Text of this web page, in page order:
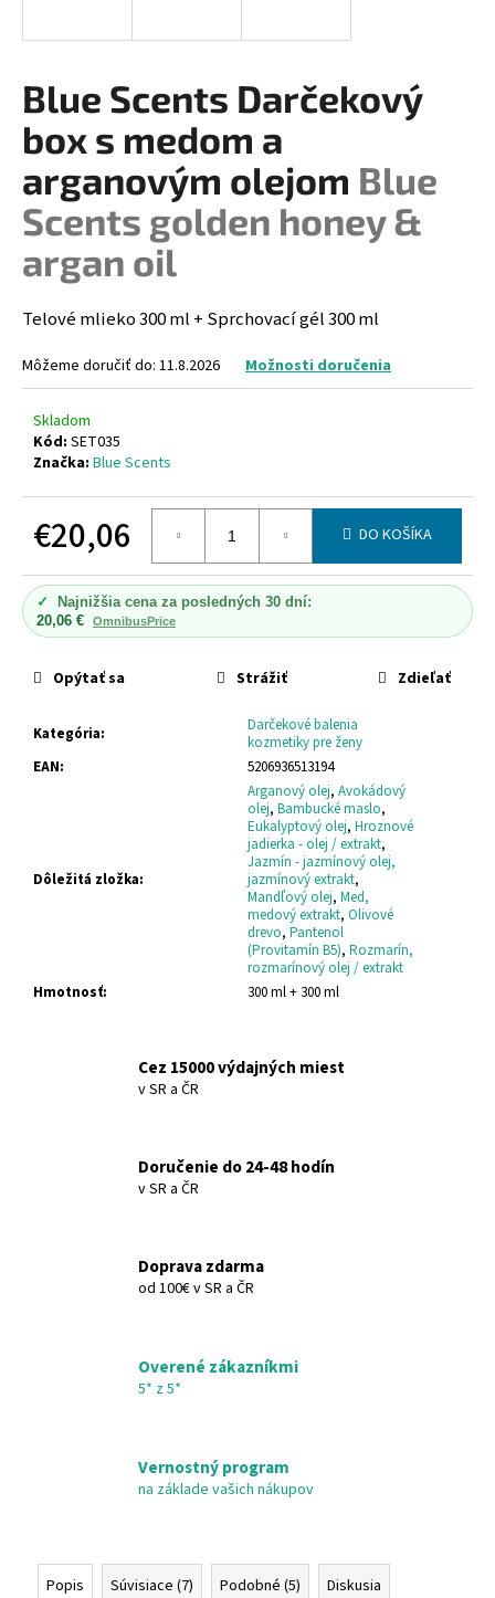
Blue Scents Darčekový
box s medom a
arganovým olejom Blue
Scents golden honey &
argan oil
Telové mlieko 300 ml + Sprchovací gél 300 ml
Môžeme doručiť do: 11.8.2026 Možnosti doručenia
Skladom
Kód: SET035
Značka: Blue Scents
€20,06
cena:
DO KOŠÍKA
✓
Najnižšia cena za posledných 30 dní:
20,06 €
OmnibusPrice
Kategória:
Darčekové balenia
kozmetiky pre ženy
EAN: 5206936513194
Dôležitá zložka:
Arganový olej, Avokádový
olej, Bambucké maslo,
Eukalyptový olej, Hroznové
jadierka - olej / extrakt,
Jazmín - jazmínový olej,
jazmínový extrakt,
Mandľový olej, Med,
medový extrakt, Olivové
drevo, Pantenol
(Provitamín B5), Rozmarín,
rozmarínový olej / extrakt
Hmotnosť: 300 ml + 300 ml
Opýtať sa Strážiť Zdieľať
Cez 15000 výdajných miest
v SR a ČR
Doručenie do 24-48 hodín
v SR a ČR
Doprava zdarma
od 100€ v SR a ČR
Overené zákazníkmi
5* z 5*
Vernostný program
na základe vašich nákupov
Popis Súvisiace (7) Podobné (5) Diskusia
s
ť
?
HĽADAŤ
O
d
o
ú
č
m
e
DONKEY
HYDRATAČNÝ
ŠAMPÓN
MILK
HYDRO
SHAMPOO